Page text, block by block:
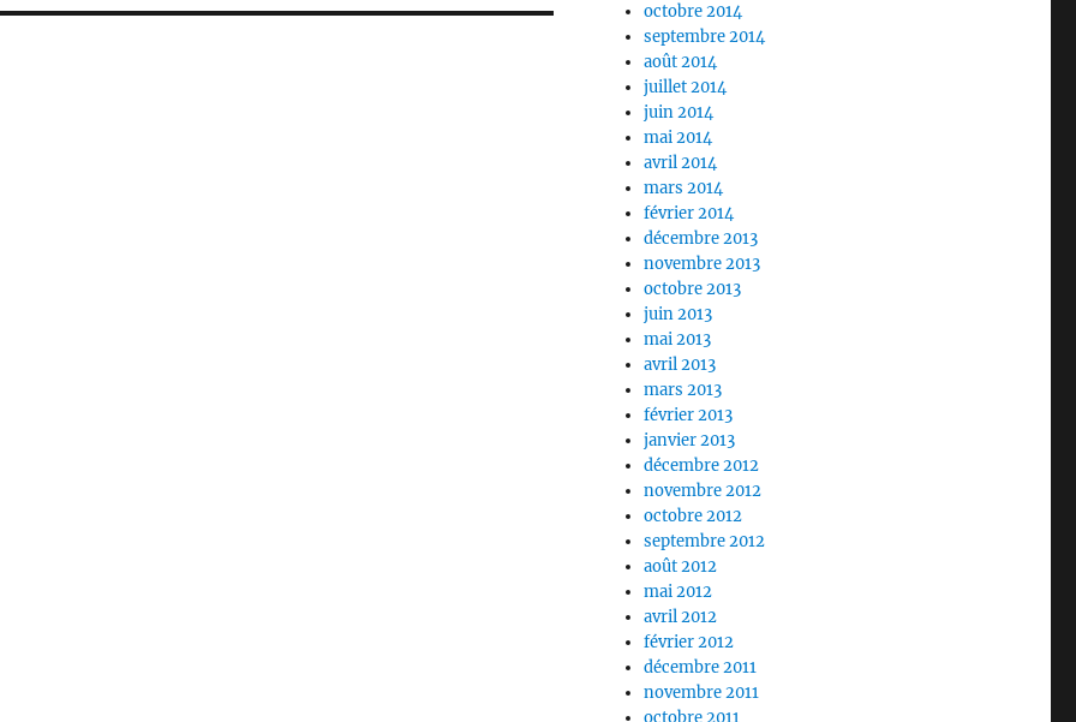
octobre 2014
septembre 2014
août 2014
juillet 2014
juin 2014
mai 2014
avril 2014
mars 2014
février 2014
décembre 2013
novembre 2013
octobre 2013
juin 2013
mai 2013
avril 2013
mars 2013
février 2013
janvier 2013
décembre 2012
novembre 2012
octobre 2012
septembre 2012
août 2012
mai 2012
avril 2012
février 2012
décembre 2011
novembre 2011